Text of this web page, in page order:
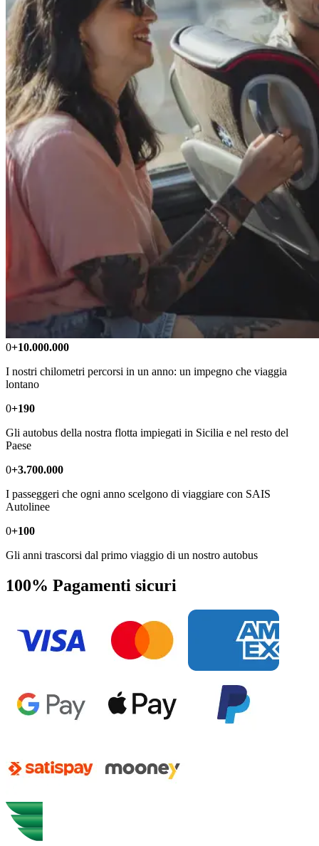
0+10.000.000
I nostri chilometri percorsi in un anno: un impegno che viaggia
lontano
0+190
Gli autobus della nostra flotta impiegati in Sicilia e nel resto del
Paese
0+3.700.000
I passeggeri che ogni anno scelgono di viaggiare con SAIS
Autolinee
0+100
Gli anni trascorsi dal primo viaggio di un nostro autobus
100% Pagamenti sicuri